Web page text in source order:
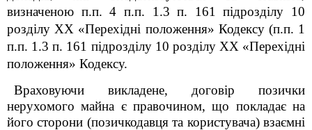
визначеною п.п. 4 п.п. 1.3 п. 161
підрозділу 10
розділу XX «Перехідні положення» Кодексу (п.п. 1
п.п. 1.3 п. 161 підрозділу 10 розділу XX «Перехідні
положення» Кодексу.
Враховуючи викладене, договір позички
нерухомого майна є правочином, що покладає на
його сторони (позичкодавця та користувача) взаємні